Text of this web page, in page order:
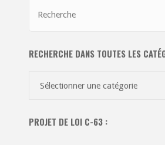
RECHERCHE DANS TOUTES LES
les
PROJET DE LOI C-63 :